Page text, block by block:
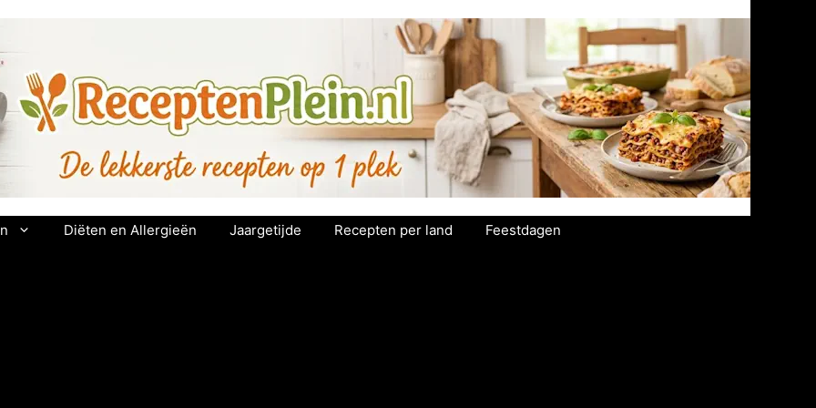
Diëten en Allergieën Jaargetijde Recepten per land Feestdagen